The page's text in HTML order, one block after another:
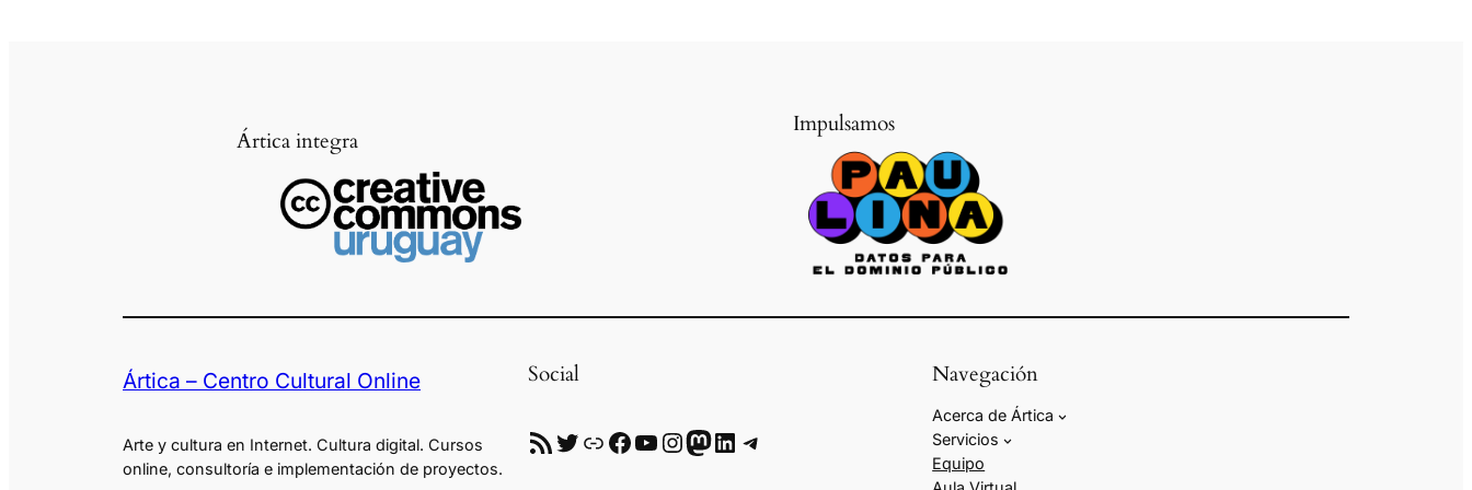
Ártica integra
Impulsamos
Ártica – Centro Cultural Online
Arte y cultura en Internet. Cultura digital. Cursos
online, consultoría e implementación de proyectos.
Social
RSS Twitter Enlace Facebook YouTube InstagramMastodon LinkedIn Telegram
Navegación
Acerca de Ártica
Servicios
Equipo